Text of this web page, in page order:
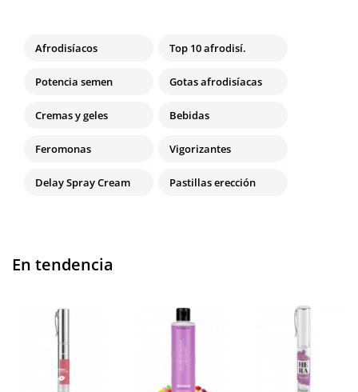
Afrodisíacos Top 10 afrodisí.
Potencia semen Gotas afrodisíacas
Cremas y geles Bebidas
Feromonas Vigorizantes
Delay Spray Cream Pastillas erección
En tendencia